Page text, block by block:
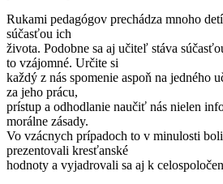
Rukami pedagógov prechádza mnoho
súčasťou ich
života. Podobne sa aj učiteľ stáva
to vzájomné. Určite si
každý z nás spomenie aspoň na jedného
za jeho prácu,
prístup a odhodlanie naučiť nás nielen
morálne zásady.
Vo vzácnych prípadoch to v minulosti
prezentovali kresťanské
hodnoty a vyjadrovali sa aj k